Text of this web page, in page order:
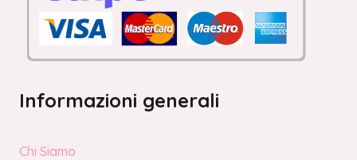
Informazioni generali
Chi Siamo